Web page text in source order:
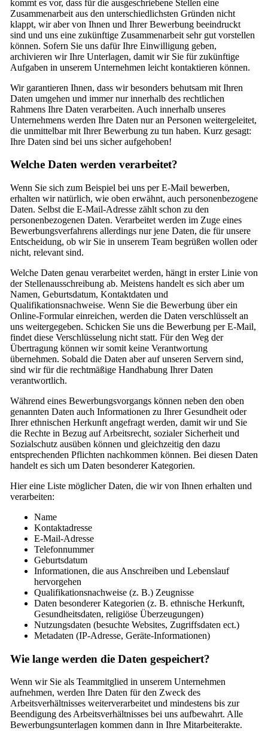
kommt es vor, dass für die ausgeschriebene Stellen eine
Zusammenarbeit aus den unterschiedlichsten Gründen nicht
klappt, wir aber von Ihnen und Ihrer Bewerbung beeindruckt
sind und uns eine zukünftige Zusammenarbeit sehr gut vorstellen
können. Sofern Sie uns dafür Ihre Einwilligung geben,
archivieren wir Ihre Unterlagen, damit wir Sie für zukünftige
Aufgaben in unserem Unternehmen leicht kontaktieren können.
Wir garantieren Ihnen, dass wir besonders behutsam mit Ihren
Daten umgehen und immer nur innerhalb des rechtlichen
Rahmens Ihre Daten verarbeiten. Auch innerhalb unseres
Unternehmens werden Ihre Daten nur an Personen weitergeleitet,
die unmittelbar mit Ihrer Bewerbung zu tun haben. Kurz gesagt:
Ihre Daten sind bei uns sicher aufgehoben!
Welche Daten werden verarbeitet?
Wenn Sie sich zum Beispiel bei uns per E-Mail bewerben,
erhalten wir natürlich, wie oben erwähnt, auch personenbezogene
Daten. Selbst die E-Mail-Adresse zählt schon zu den
personenbezogenen Daten. Verarbeitet werden im Zuge eines
Bewerbungsverfahrens allerdings nur jene Daten, die für unsere
Entscheidung, ob wir Sie in unserem Team begrüßen wollen oder
nicht, relevant sind.
Welche Daten genau verarbeitet werden, hängt in erster Linie von
der Stellenausschreibung ab. Meistens handelt es sich aber um
Namen, Geburtsdatum, Kontaktdaten und
Qualifikationsnachweise. Wenn Sie die Bewerbung über ein
Online-Formular einreichen, werden die Daten verschlüsselt an
uns weitergegeben. Schicken Sie uns die Bewerbung per E-Mail,
findet diese Verschlüsselung nicht statt. Für den Weg der
Übertragung können wir somit keine Verantwortung
übernehmen. Sobald die Daten aber auf unseren Servern sind,
sind wir für die rechtmäßige Handhabung Ihrer Daten
verantwortlich.
Während eines Bewerbungsvorgangs können neben den oben
genannten Daten auch Informationen zu Ihrer Gesundheit oder
Ihrer ethnischen Herkunft angefragt werden, damit wir und Sie
die Rechte in Bezug auf Arbeitsrecht, sozialer Sicherheit und
Sozialschutz ausüben können und gleichzeitig den dazu
entsprechenden Pflichten nachkommen können. Bei diesen Daten
handelt es sich um Daten besonderer Kategorien.
Hier eine Liste möglicher Daten, die wir von Ihnen erhalten und
verarbeiten:
Name
Kontaktadresse
E-Mail-Adresse
Telefonnummer
Geburtsdatum
Informationen, die aus Anschreiben und Lebenslauf
hervorgehen
Qualifikationsnachweise (z. B.) Zeugnisse
Daten besonderer Kategorien (z. B. ethnische Herkunft,
Gesundheitsdaten, religiöse Überzeugungen)
Nutzungsdaten (besuchte Websites, Zugriffsdaten ect.)
Metadaten (IP-Adresse, Geräte-Informationen)
Wie lange werden die Daten gespeichert?
Wenn wir Sie als Teammitglied in unserem Unternehmen
aufnehmen, werden Ihre Daten für den Zweck des
Arbeitsverhältnisses weiterverarbeitet und mindestens bis zur
Beendigung des Arbeitsverhältnisses bei uns aufbewahrt. Alle
Bewerbungsunterlagen kommen dann in Ihre Mitarbeiterakte.